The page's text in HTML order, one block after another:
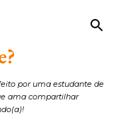
por uma estudante de
ama compartilhar